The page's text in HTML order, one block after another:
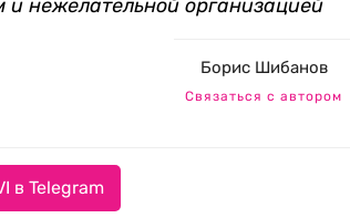
нежелательной организацией
Борис Шибанов
Связаться с автором
в Telegram